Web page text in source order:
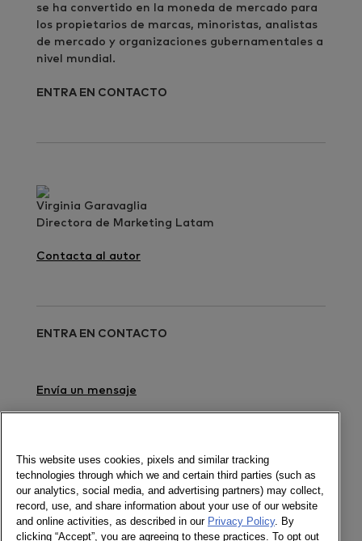
se ha convertido en la moneda de mercado para
los propietarios de marcas, minoristas, analistas
de mercado y organizaciones gubernamentales a
nivel mundial.
ENTRA EN CONTACTO
Virginia Garavaglia
Directora de Marketing Latam
Contacta al autor
ENTRA EN CONTACTO
Envía un mensaje
Newsletter
Socializa
This website uses cookies, pixels and similar tracking
technologies through which we and certain third parties (such as
our analytics, social media, and advertising partners) may collect,
record, use, and share information about your use of our website
and online activities, as described in our Privacy Policy. By
clicking “Accept”, you are agreeing to these practices. To opt out